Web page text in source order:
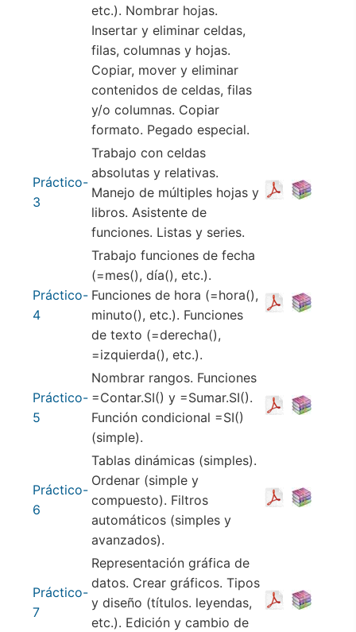
etc.). Nombrar hojas.
Insertar y eliminar celdas,
filas, columnas y hojas.
Copiar, mover y eliminar
contenidos de celdas, filas
y/o columnas. Copiar
formato. Pegado especial.
Práctico-
3
Trabajo con celdas
absolutas y relativas.
Manejo de múltiples hojas y
libros. Asistente de
funciones. Listas y series.
Práctico-
4
Trabajo funciones de fecha
(=mes(), día(), etc.).
Funciones de hora (=hora(),
minuto(), etc.). Funciones
de texto (=derecha(),
=izquierda(), etc.).
Práctico-
5
Nombrar rangos. Funciones
=Contar.SI() y =Sumar.SI().
Función condicional =SI()
(simple).
Práctico-
6
Tablas dinámicas (simples).
Ordenar (simple y
compuesto). Filtros
automáticos (simples y
avanzados).
Práctico-
7
Representación gráfica de
datos. Crear gráficos. Tipos
y diseño (títulos. leyendas,
etc.). Edición y cambio de